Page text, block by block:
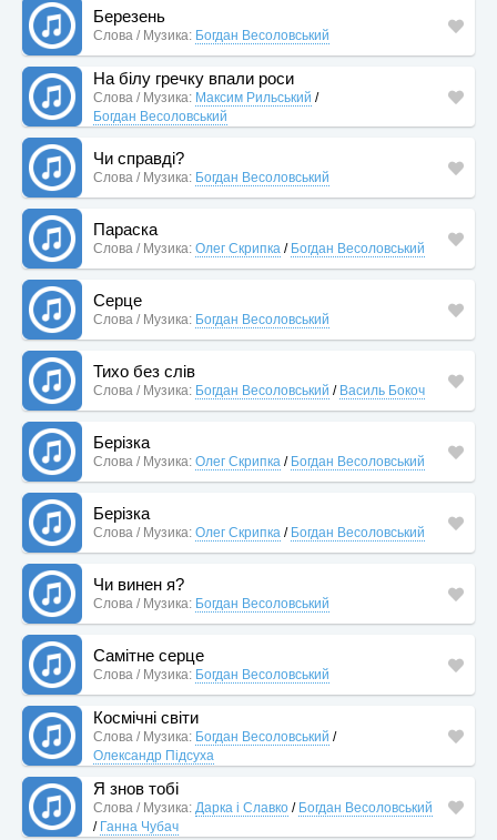
Березень
Слова / Музика: Богдан Весоловський
На білу гречку впали роси
Слова / Музика: Максим Рильський /
Богдан Весоловський
Чи справді?
Слова / Музика: Богдан Весоловський
Параска
Слова / Музика: Олег Скрипка / Богдан Весоловський
Серце
Слова / Музика: Богдан Весоловський
Тихо без слів
Слова / Музика: Богдан Весоловський / Василь Бокоч
Берізка
Слова / Музика: Олег Скрипка / Богдан Весоловський
Берізка
Слова / Музика: Олег Скрипка / Богдан Весоловський
Чи винен я?
Слова / Музика: Богдан Весоловський
Самітне серце
Слова / Музика: Богдан Весоловський
Космічні світи
Слова / Музика: Богдан Весоловський /
Олександр Підсуха
Я знов тобі
Слова / Музика: Дарка і Славко / Богдан Весоловський
/ Ганна Чубач